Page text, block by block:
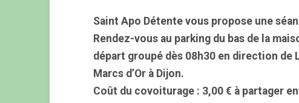
Saint Apo Détente vous propose une
Rendez-vous au parking du bas de la
départ groupé dès 08h30 en direction de
Marcs d’Or à Dijon.
Coût du covoiturage : 3,00 € à partager